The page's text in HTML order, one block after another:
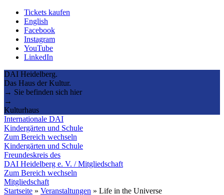
Tickets kaufen
English
Facebook
Instagram
YouTube
LinkedIn
DAI Heidelberg.
Das Haus der Kultur.
→ Sie befinden sich hier
→
Kulturhaus
Internationale DAI
Kindergärten und Schule
Zum Bereich wechseln
Kindergärten und Schule
Freundeskreis des
DAI Heidelberg e. V. / Mitgliedschaft
Zum Bereich wechseln
Mitgliedschaft
Startseite » Veranstaltungen » Life in the Universe